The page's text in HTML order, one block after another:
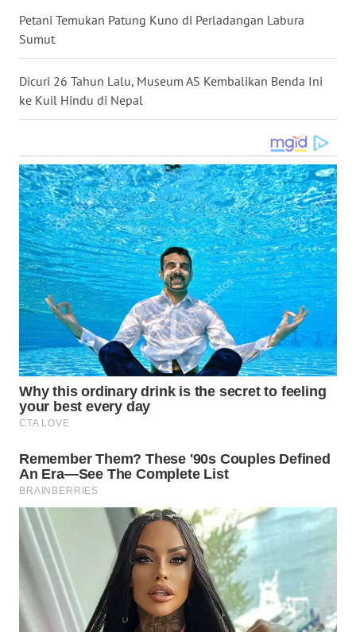
Petani Temukan Patung Kuno di Perladangan Labura
Sumut
Dicuri 26 Tahun Lalu, Museum AS Kembalikan Benda Ini
ke Kuil Hindu di Nepal
WN
NUSANTARA
WN
JOGJA
JATIM
WN
BALI
WN
KALBAR
WN
KALTENG
WN
KALTARA
WN
WN
KALTIM
WN
SULSEL
WN
GORONTALO